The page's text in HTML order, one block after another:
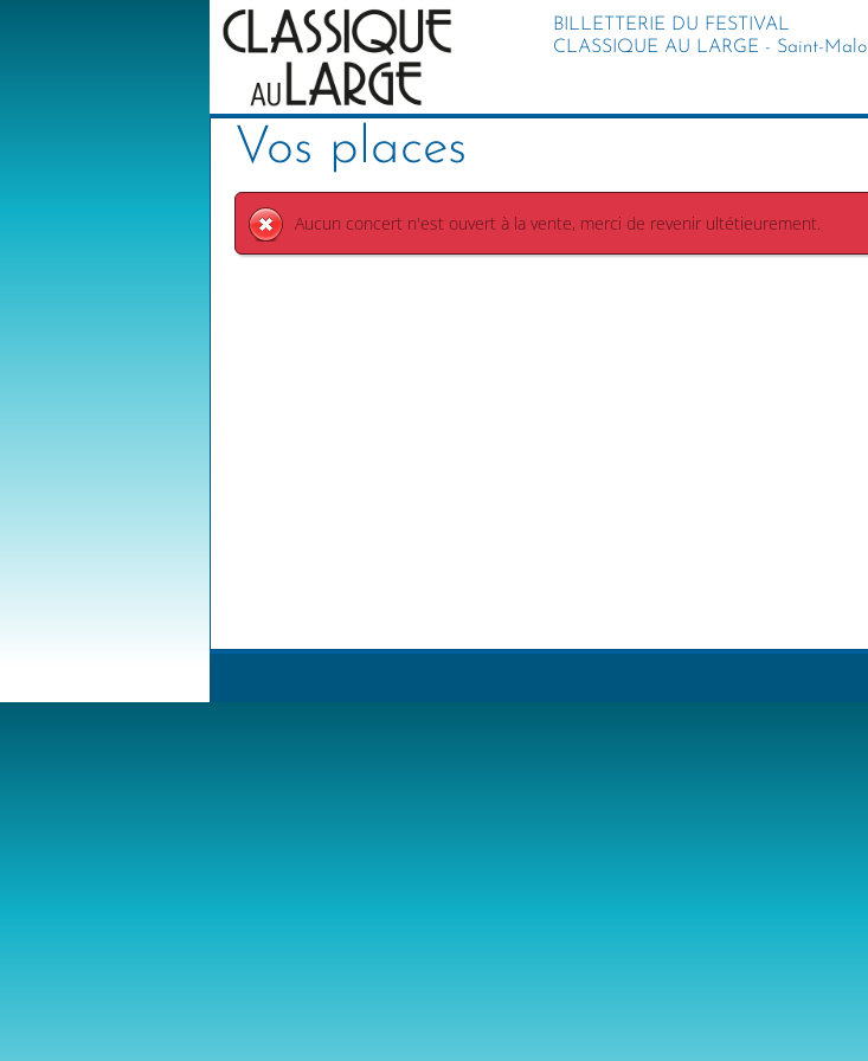
BILLETTERIE DU FESTIVAL
CLASSIQUE AU LARGE - Saint-Malo
Vos places
Aucun concert n'est ouvert à la vente, merci de revenir ultétieurement.